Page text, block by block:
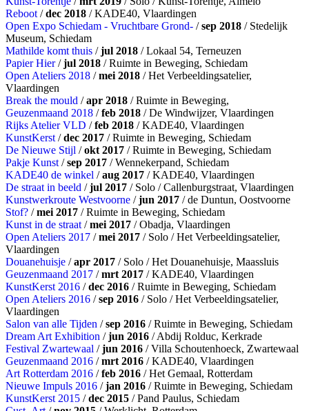
Reboot /dec 2018 / KADE40, Vlaardingen
Open Expo Schiedam - Vruchtbare Grond- /sep 2018 / Stedelijk
Museum, Schiedam
Mathilde komt thuis /jul 2018 / Lokaal 54, Terneuzen
Papier Hier/jul 2018 / Ruimte in Beweging, Schiedam
Open Ateliers 2018 /mei 2018 / Het Verbeeldingsatelier,
Vlaardingen
Break the mould /apr 2018 / Ruimte in Beweging,
Geuzenmaand 2018 /feb 2018 / De Windwijzer, Vlaardingen
Rijks Atelier VLD /feb 2018 / KADE40, Vlaardingen
KunstKerst /dec 2017 / Ruimte in Beweging, Schiedam
De Nieuwe Stijl /okt 2017 / Ruimte in Beweging, Schiedam
Pakje Kunst /sep 2017 / Wennekerpand, Schiedam
KADE40 de winkel /aug 2017 / KADE40, Vlaardingen
De straat in beeld /jul 2017 / Solo / Callenburgstraat, Vlaardingen
Kunstwerkroute Westvoorne /jun 2017 / de Duntun, Oostvoorne
Stof? /mei 2017 / Ruimte in Beweging, Schiedam
Kunst in de straat /mei 2017 / Obadja, Vlaardingen
Open Ateliers 2017 /mei 2017 / Solo / Het Verbeeldingsatelier,
Vlaardingen
Douanehuisje /apr 2017 / Solo / Het Douanehuisje, Maassluis
Geuzenmaand 2017 /mrt 2017 / KADE40, Vlaardingen
KunstKerst 2016 /dec 2016 / Ruimte in Beweging, Schiedam
Open Ateliers 2016 /sep 2016 / Solo / Het Verbeeldingsatelier,
Vlaardingen
Salon van alle Tijden /sep 2016 / Ruimte in Beweging, Schiedam
Dream Art Exhibition /jun 2016 / Abdij Rolduc, Kerkrade
Festival Zwartewaal /jun 2016 / Villa Schoutenhoeck, Zwartewaal
Geuzenmaand 2016 /mrt 2016 / KADE40, Vlaardingen
Art Rotterdam 2016 /feb 2016 / Het Gemaal, Rotterdam
Nieuwe Impuls 2016 /jan 2016 / Ruimte in Beweging, Schiedam
KunstKerst 2015 /dec 2015 / Pand Paulus, Schiedam